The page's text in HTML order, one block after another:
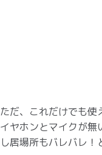
ただ、これだけでも使
イヤホンとマイクが無
し居場所もバレバレ！